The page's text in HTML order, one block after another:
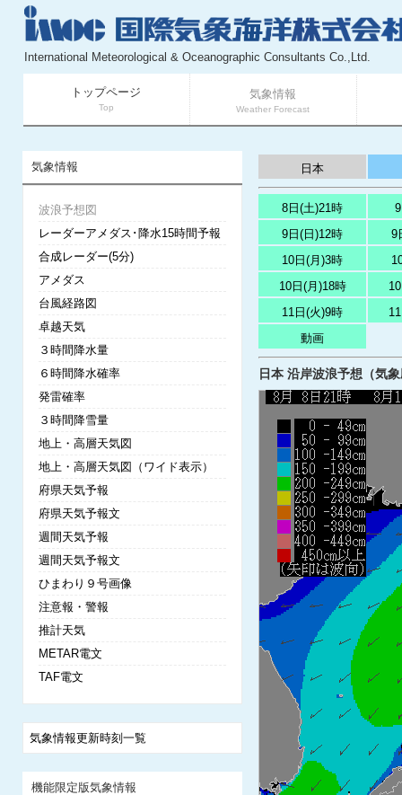
International Meteorological & Oceanographic Consultants Co.,Ltd.
トップページ
Top
気象情報
Weather Forecast
日本
8日(土)21時
9日(日)12時
9
10日(月)3時
10日(月)18時
11日(火)9時
動画
日本 沿岸波浪予想（気
気象情報
波浪予想図
レーダーアメダス･降水15時間予報
合成レーダー(5分)
アメダス
台風経路図
卓越天気
３時間降水量
６時間降水確率
発雷確率
３時間降雪量
地上・高層天気図
地上・高層天気図（ワイド表示）
府県天気予報
府県天気予報文
週間天気予報
週間天気予報文
ひまわり９号画像
注意報・警報
推計天気
METAR電文
TAF電文
気象情報更新時刻一覧
機能限定版気象情報